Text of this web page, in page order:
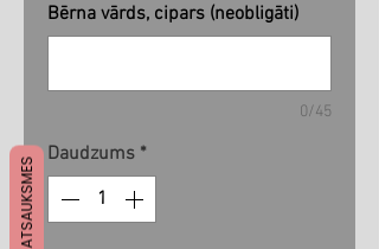
Bērna vārds, cipars (neobligāti)
0/45
Daudzums *
ATSAUKSMES